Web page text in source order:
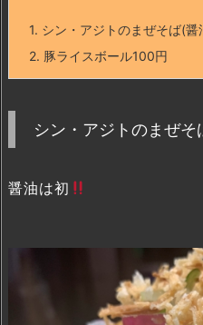
1. シン・アジトのまぜそば(
2. 豚ライスボール100円
シン・アジトのまぜ
醤油は初